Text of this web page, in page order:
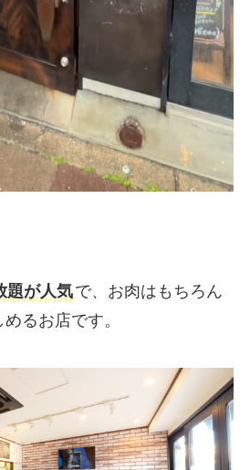
題が人気で、お肉はもちろん
るお店です。